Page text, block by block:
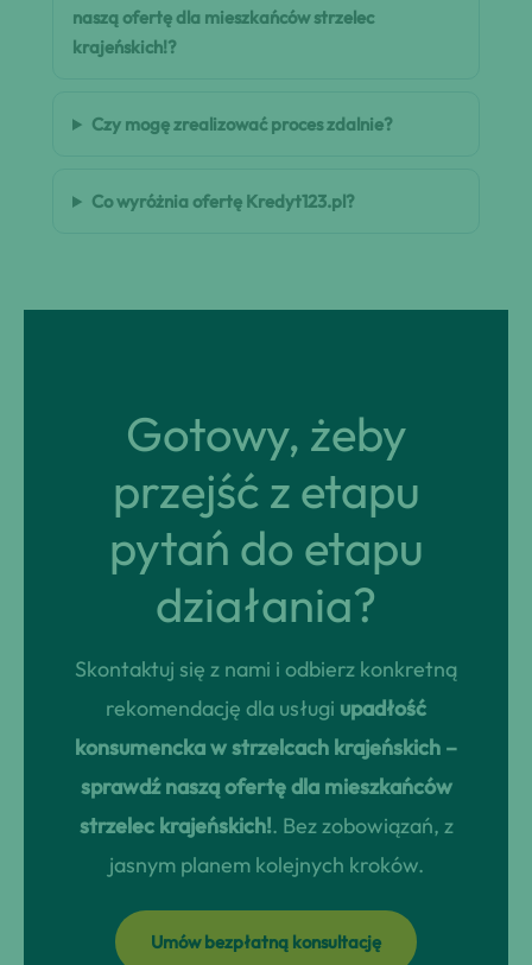
naszą ofertę dla mieszkańców strzelec
krajeńskich!?
Czy mogę zrealizować proces zdalnie?
Co wyróżnia ofertę Kredyt123.pl?
Gotowy, żeby
przejść z etapu
pytań do etapu
działania?
Skontaktuj się z nami i odbierz konkretną
rekomendację dla usługi upadłość
konsumencka w strzelcach krajeńskich –
sprawdź naszą ofertę dla mieszkańców
strzelec krajeńskich!. Bez zobowiązań, z
jasnym planem kolejnych kroków.
Umów bezpłatną konsultację